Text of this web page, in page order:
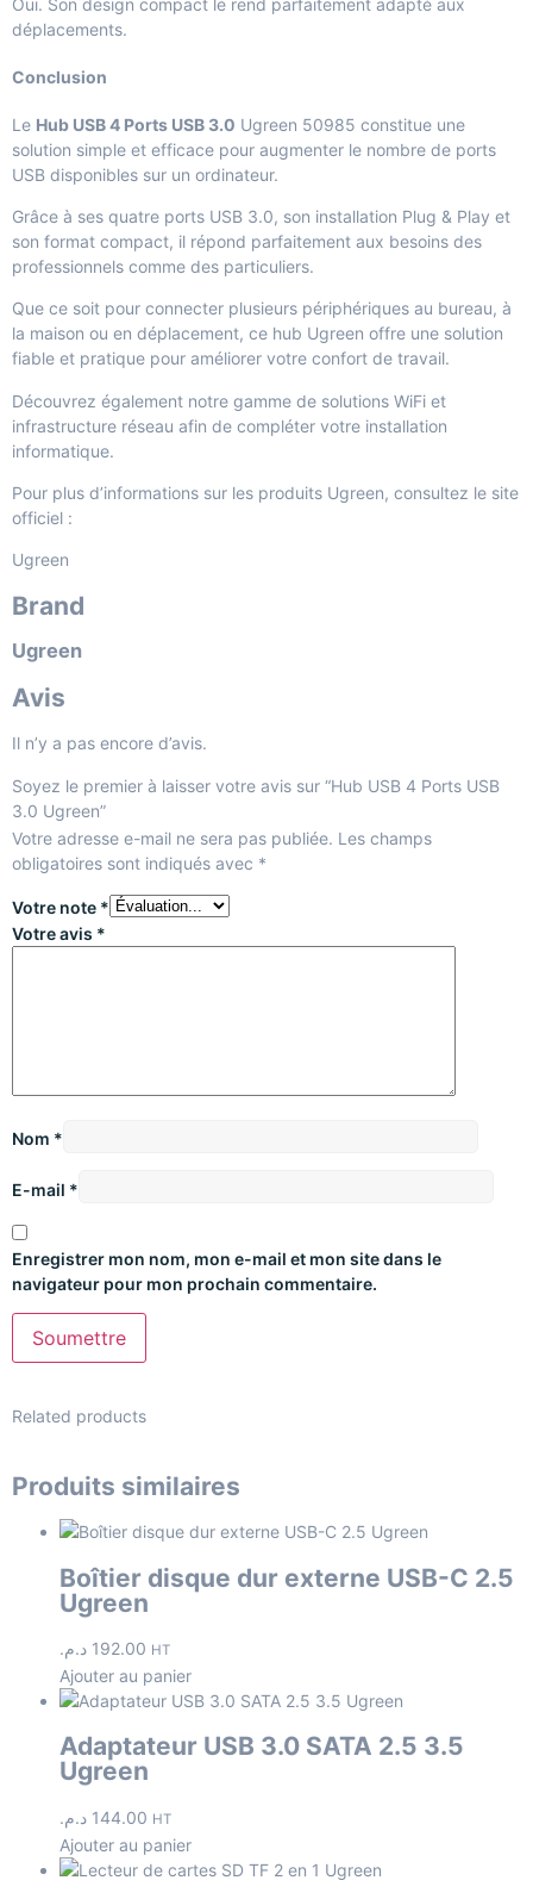
Oui. Son design compact le rend parfaitement adapté aux
déplacements.
Conclusion
Le Hub USB 4 Ports USB 3.0 Ugreen 50985 constitue une
solution simple et efficace pour augmenter le nombre de ports
USB disponibles sur un ordinateur.
Grâce à ses quatre ports USB 3.0, son installation Plug & Play et
son format compact, il répond parfaitement aux besoins des
professionnels comme des particuliers.
Que ce soit pour connecter plusieurs périphériques au bureau, à
la maison ou en déplacement, ce hub Ugreen offre une solution
fiable et pratique pour améliorer votre confort de travail.
Découvrez également notre gamme de solutions WiFi et
infrastructure réseau afin de compléter votre installation
informatique.
Pour plus d’informations sur les produits Ugreen, consultez le site
officiel :
Ugreen
Brand
Ugreen
Avis
Il n’y a pas encore d’avis.
Soyez le premier à laisser votre avis sur “Hub USB 4 Ports USB
3.0 Ugreen”
Votre adresse e-mail ne sera pas publiée. Les champs
obligatoires sont indiqués avec *
Votre note *
Votre avis *
Nom *
E-mail *
Enregistrer mon nom, mon e-mail et mon site dans le
navigateur pour mon prochain commentaire.
Related products
Produits similaires
Boîtier disque dur externe USB-C 2.5
Ugreen
192.00 د.م. HT
Ajouter au panier
Adaptateur USB 3.0 SATA 2.5 3.5
Ugreen
144.00 د.م. HT
Ajouter au panier